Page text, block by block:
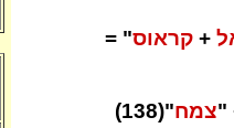
+ קראוס" =
צמח"(138)